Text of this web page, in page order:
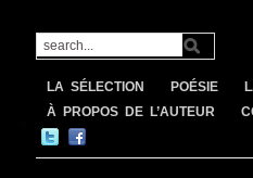
LA SÉLECTION POÉSIE
À PROPOS DE L’AUTEUR